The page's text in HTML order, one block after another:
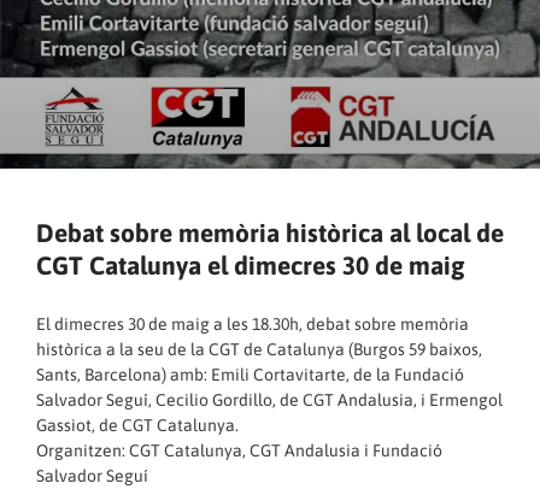
Debat sobre memòria històrica al local de
CGT Catalunya el dimecres 30 de maig
El dimecres 30 de maig a les 18.30h, debat sobre memòria
històrica a la seu de la CGT de Catalunya (Burgos 59 baixos,
Sants, Barcelona) amb: Emili Cortavitarte, de la Fundació
Salvador Seguí, Cecilio Gordillo, de CGT Andalusia, i Ermengol
Gassiot, de CGT Catalunya.
Organitzen: CGT Catalunya, CGT Andalusia i Fundació
Salvador Seguí